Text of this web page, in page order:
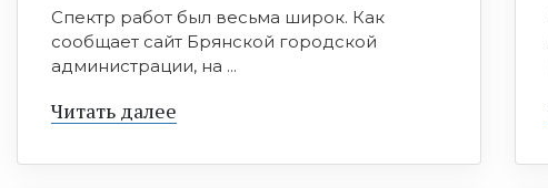
Спектр работ был весьма широк. Как
сообщает сайт Брянской городской
администрации, на ...
Читать далее